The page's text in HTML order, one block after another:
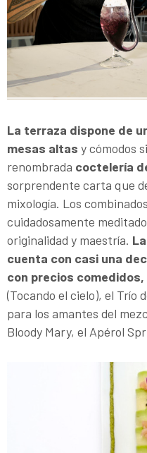
La terraza dispone de
mesas altas y cómodos
renombrada coctelería
sorprendente carta que
mixología. Los
cuidadosamente
originalidad y maestría.
cuenta con casi una
con precios
(Tocando el cielo), el Trío
para los amantes del
Bloody Mary, el Apérol